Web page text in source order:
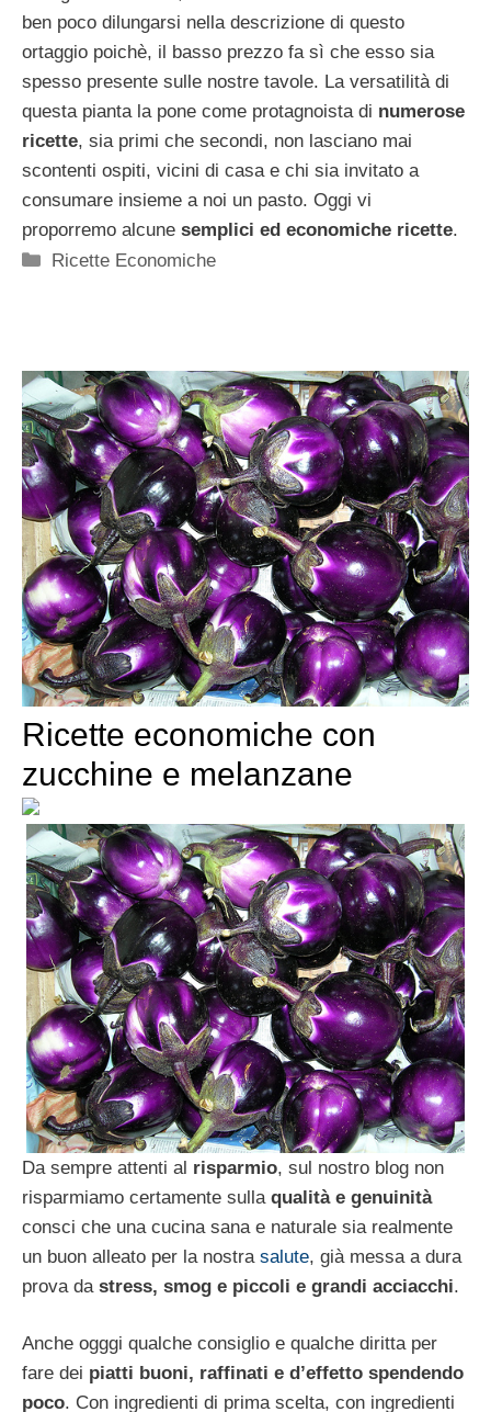
ben poco dilungarsi nella descrizione di questo
ortaggio poichè, il basso prezzo fa sì che esso sia
spesso presente sulle nostre tavole. La versatilità di
questa pianta la pone come protagnoista di numerose
ricette, sia primi che secondi, non lasciano mai
scontenti ospiti, vicini di casa e chi sia invitato a
consumare insieme a noi un pasto. Oggi vi
proporremo alcune semplici ed economiche ricette.
Categorie
Ricette Economiche
Ricette economiche con
zucchine e melanzane
Da sempre attenti al risparmio, sul nostro blog non
risparmiamo certamente sulla qualità e genuinità
consci che una cucina sana e naturale sia realmente
un buon alleato per la nostra salute, già messa a dura
prova da stress, smog e piccoli e grandi acciacchi.
Anche ogggi qualche consiglio e qualche diritta per
fare dei piatti buoni, raffinati e d’effetto spendendo
poco. Con ingredienti di prima scelta, con ingredienti